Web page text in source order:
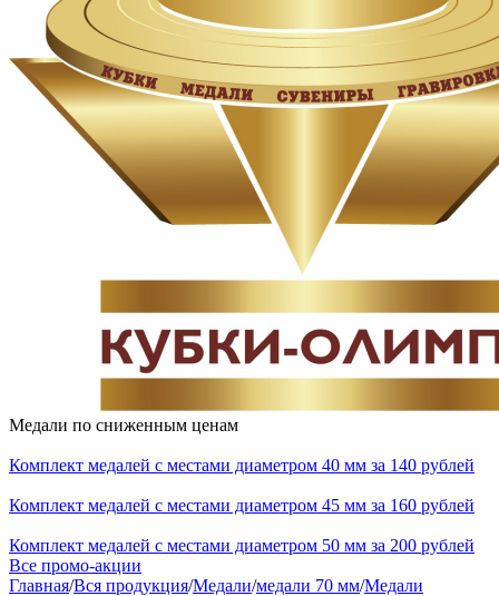
Медали по сниженным ценам
Комплект медалей с местами диаметром 40 мм за 140 рублей
Комплект медалей с местами диаметром 45 мм за 160 рублей
Комплект медалей с местами диаметром 50 мм за 200 рублей
Все промо-акции
Главная/Вся продукция/Медали/медали 70 мм/Медали